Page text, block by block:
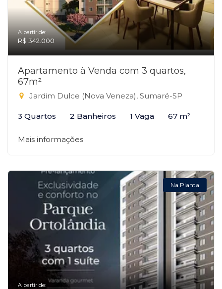
A partir de:
R$ 342.000
Apartamento à Venda com 3 quartos,
67m²
Jardim Dulce (Nova Veneza), Sumaré-SP
3 Quartos 2 Banheiros 1 Vaga 67 m²
Mais informações
Na Planta
A partir de: